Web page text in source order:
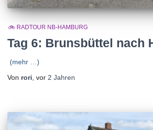
🚲 RADTOUR NB-HAMBURG
Tag 6: Brunsbüttel nach
(mehr …)
Von rori , vor 2 Jahren